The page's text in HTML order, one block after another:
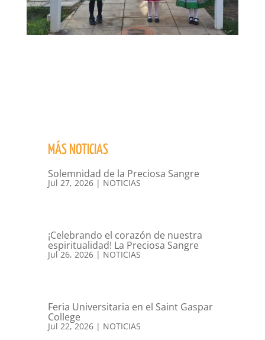
MÁS NOTICIAS
Solemnidad de la Preciosa Sangre
Jul 27, 2026| NOTICIAS
¡Celebrando el corazón de nuestra
espiritualidad! La Preciosa Sangre
Jul 26, 2026| NOTICIAS
Feria Universitaria en el Saint Gaspar
College
Jul 22, 2026| NOTICIAS